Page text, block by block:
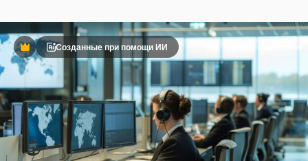
ПремиумСозданные при помощи ИИ